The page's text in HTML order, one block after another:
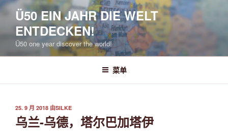
跳
Ü50 EIN JAHR DIE WELT
ENTDECKEN!
Ü50 one year discover the world!
菜单
发
布
于
25. 9 月 2018 由SILKE
乌兰-乌德，塔尔巴加塔伊